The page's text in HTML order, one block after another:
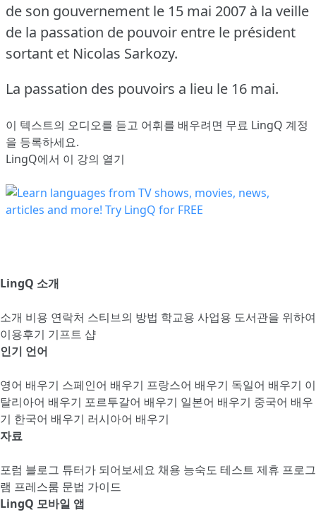
de son gouvernement le 15 mai 2007 à la veille
de la passation de pouvoir entre le président
sortant et Nicolas Sarkozy.
La passation des pouvoirs a lieu le 16 mai.
이 텍스트의 오디오를 듣고 어휘를 배우려면 무료 LingQ 계정
을 등록하세요.
LingQ에서 이 강의 열기
LingQ 소개
소개 비용 연락처 스티브의 방법 학교용 사업용 도서관을 위하여
이용후기 기프트 샵
인기 언어
영어 배우기 스페인어 배우기 프랑스어 배우기 독일어 배우기 이
탈리아어 배우기 포르투갈어 배우기 일본어 배우기 중국어 배우
기 한국어 배우기 러시아어 배우기
자료
포럼 블로그 튜터가 되어보세요 채용 능숙도 테스트 제휴 프로그
램 프레스룸 문법 가이드
LingQ 모바일 앱